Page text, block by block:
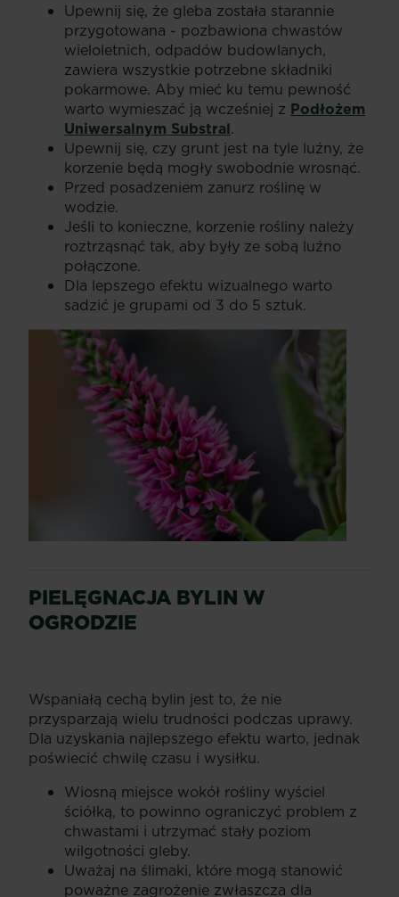
Upewnij się, że gleba została starannie
przygotowana - pozbawiona chwastów
wieloletnich, odpadów budowlanych,
zawiera wszystkie potrzebne składniki
pokarmowe. Aby mieć ku temu pewność
warto wymieszać ją wcześniej z Podłożem
Uniwersalnym Substral.
Upewnij się, czy grunt jest na tyle luźny, że
korzenie będą mogły swobodnie wrosnąć.
Przed posadzeniem zanurz roślinę w
wodzie.
Jeśli to konieczne, korzenie rośliny należy
roztrząsnąć tak, aby były ze sobą luźno
połączone.
Dla lepszego efektu wizualnego warto
sadzić je grupami od 3 do 5 sztuk.
PIELĘGNACJA BYLIN W
OGRODZIE
Wspaniałą cechą bylin jest to, że nie
przysparzają wielu trudności podczas uprawy.
Dla uzyskania najlepszego efektu warto, jednak
poświecić chwilę czasu i wysiłku.
Wiosną miejsce wokół rośliny wyściel
ściółką, to powinno ograniczyć problem z
chwastami i utrzymać stały poziom
wilgotności gleby.
Uważaj na ślimaki, które mogą stanowić
poważne zagrożenie zwłaszcza dla